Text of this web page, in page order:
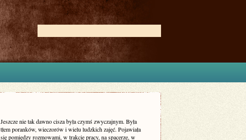
Jeszcze nie tak dawno cisza była czymś zwyczajnym. Była
tłem poranków, wieczorów i wielu ludzkich zajęć. Pojawiała
się pomiędzy rozmowami, w trakcie pracy, na spacerze, w